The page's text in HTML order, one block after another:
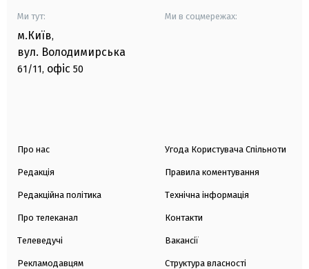
Ми тут:
м.Київ,
вул. Володимирська
61/11, офіс 50
Ми в соцмережах:
Про нас
Редакція
Редакційна політика
Про телеканал
Телеведучі
Рекламодавцям
Угода Користувача Спільноти
Правила коментування
Технічна інформація
Контакти
Вакансії
Структура власності